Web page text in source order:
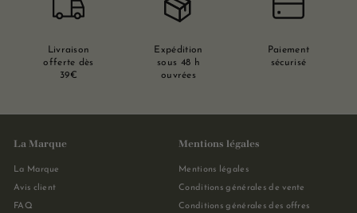
Livraison
offerte dès
39€
Expédition
sous 48 h
ouvrées
Paiement
sécurisé
La Marque
La Marque
Avis client
FAQ
Mentions légales
Mentions légales
Conditions générales de vente
Conditions générales des offres